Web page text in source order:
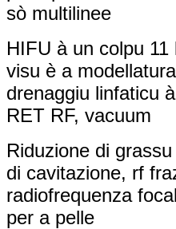
sò multilinee
HIFU à un colpu
visu è a
drenaggiu linfaticu
RET RF, vacuum
Riduzione di
di cavitazione, rf
radiofrequenza
per a pelle